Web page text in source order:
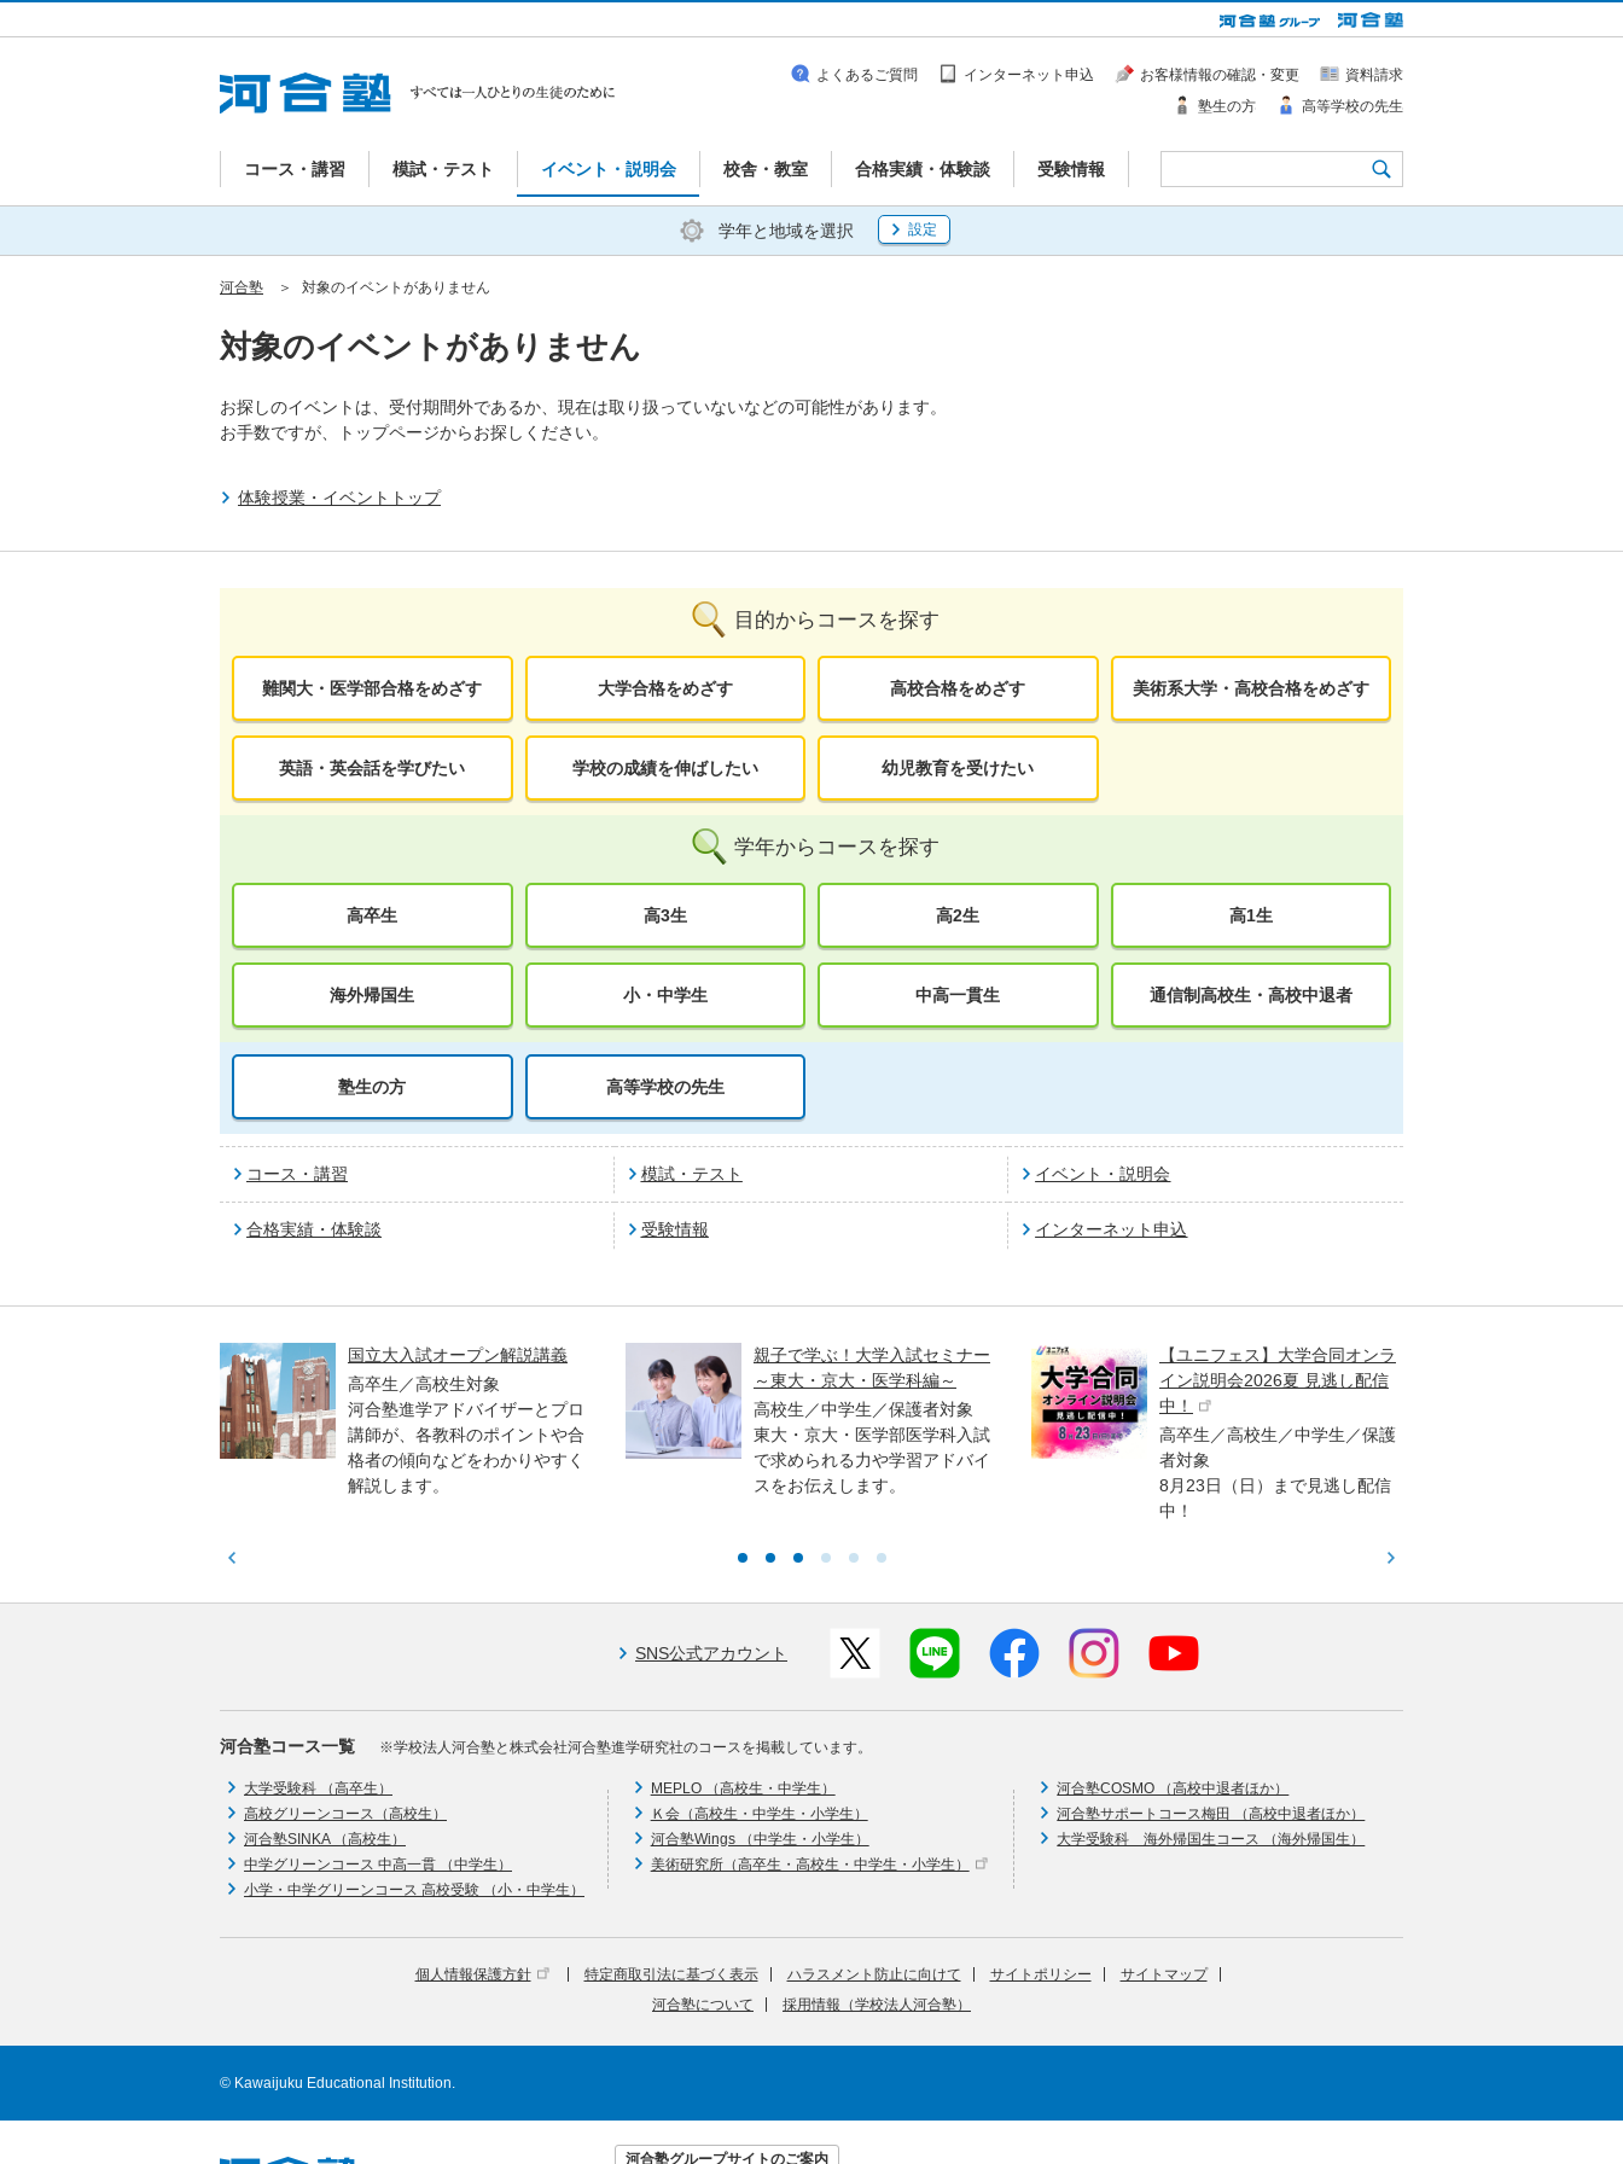
コース・講習 模試・テスト イベント・説明会 校舎・教室 合格実績・体験談 受験情報
よくあるご質問 インターネット申込 お客様情報の確認・変更
資料請求
塾生の方
高等学校の先生
学年と地域を選択 設定
河合塾 対象のイベントがありません
対象のイベントがありません
お探しのイベントは、受付期間外であるか、現在は取り扱っていないなどの可能性があります。
お手数ですが、トップページからお探しください。
体験授業・イベントトップ
目的からコースを探す
難関大・医学部合格をめざす 大学合格をめざす 高校合格をめざす 美術系大学・高校合格をめざす
英語・英会話を学びたい 学校の成績を伸ばしたい 幼児教育を受けたい
学年からコースを探す
高卒生 高3生 高2生 高1生
海外帰国生 小・中学生 中高一貫生 通信制高校生・高校中退者
塾生の方 高等学校の先生
コース・講習 模試・テスト イベント・説明会
合格実績・体験談 受験情報 インターネット申込
国立大入試オープン解説講義
高卒生／高校生対象
河合塾進学アドバイザーとプロ
講師が、各教科のポイントや合
格者の傾向などをわかりやすく
解説します。
親子で学ぶ！大学入試セミナー
～東大・京大・医学科編～
高校生／中学生／保護者対象
東大・京大・医学部医学科入試
で求められる力や学習アドバイ
スをお伝えします。
【ユニフェス】大学合同オンラ
イン説明会2026夏 見逃し配信
中！
高卒生／高校生／中学生／保護
者対象
8月23日（日）まで見逃し配信
中！
SNS公式アカウント
河合塾コース一覧 ※学校法人河合塾と株式会社河合塾進学研究社のコースを掲載しています。
大学受験科 （高卒生）
高校グリーンコース（高校生）
河合塾SINKA （高校生）
中学グリーンコース 中高一貫 （中学生）
小学・中学グリーンコース 高校受験 （小・中学生）
MEPLO （高校生・中学生）
Ｋ会（高校生・中学生・小学生）
河合塾Wings （中学生・小学生）
美術研究所（高卒生・高校生・中学生・小学生）
河合塾COSMO （高校中退者ほか）
河合塾サポートコース梅田 （高校中退者ほか）
大学受験科 海外帰国生コース （海外帰国生）
個人情報保護方針 特定商取引法に基づく表示 ハラスメント防止に向けて サイトポリシー
サイトマップ
河合塾について
採用情報（学校法人河合塾）
© Kawaijuku Educational Institution.
河合塾グループサイトのご案内